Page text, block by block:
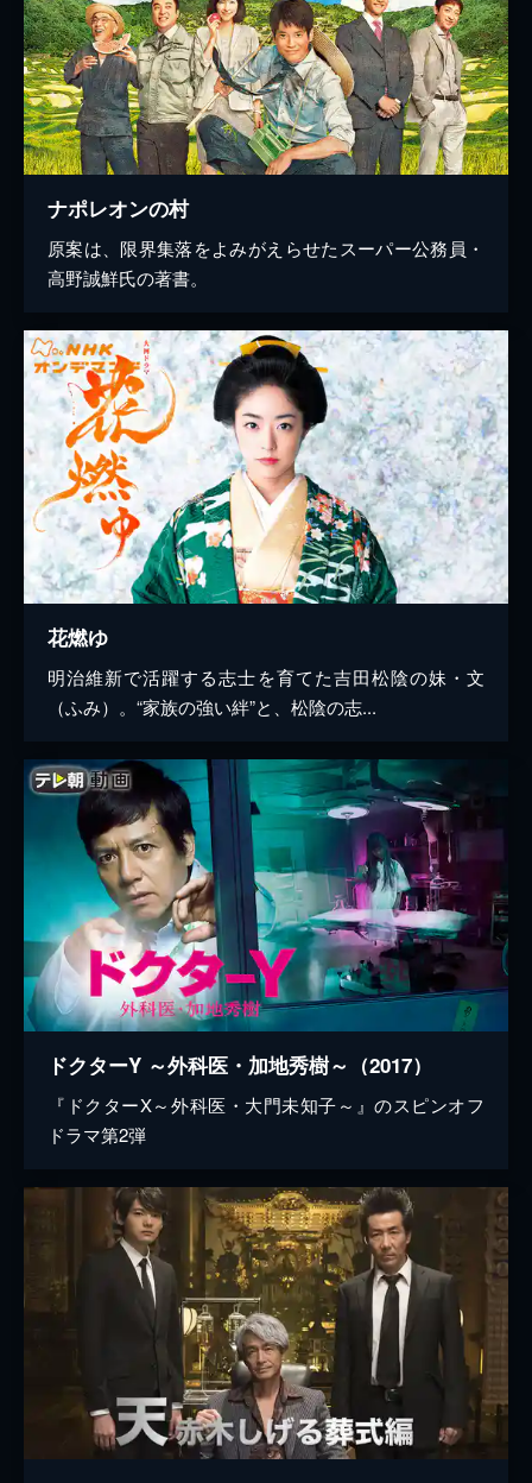
ナポレオンの村
原案は、限界集落をよみがえらせたスーパー公務員・
高野誠鮮氏の著書。
花燃ゆ
明治維新で活躍する志士を育てた吉田松陰の妹・文
（ふみ）。“家族の強い絆”と、松陰の志...
ドクターY ～外科医・加地秀樹～（2017）
『ドクターX～外科医・大門未知子～』のスピンオフ
ドラマ第2弾